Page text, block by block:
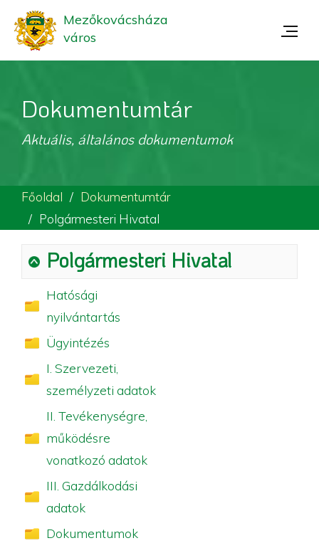
Mezőkovácsháza
város
Dokumentumtár
Aktuális, általános dokumentumok
Főoldal
Dokumentumtár
Polgármesteri Hivatal
Polgármesteri Hivatal
Hatósági
nyilvántartás
Ügyintézés
I. Szervezeti,
személyzeti adatok
II. Tevékenységre,
működésre
vonatkozó adatok
III. Gazdálkodási
adatok
Dokumentumok